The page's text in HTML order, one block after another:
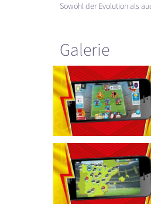
Sowohl der Evolution als
Galerie